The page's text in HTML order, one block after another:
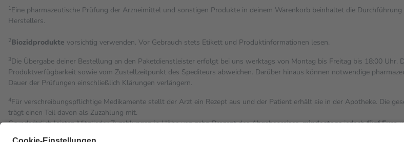
1Eine pharmazeutische Prüfung der Arzneimittel und sonstigen Produkte in deinem Warenkorb beinhaltet die
Herstellers.
2Biozidprodukte vorsichtig verwenden. Vor Gebrauch stets Etikett und Produktinformationen lesen.
3Die Übergabe deiner Bestellung an den Paketdienstleister erfolgt bei uns werktags von Montag bis Freitag bis 18:00 Uhr.
Produktverfügbarkeit sowie vom Zustellzeitpunkt des Spediteurs abweichen. Darüber hinaus können notwendige
Dauer der Prüfungen einschließlich Klärungen verlängern.
4Für verschreibungspflichtige Medikamente stellt der Arzt ein Rezept aus und der Patient erhält sie in der Apotheke. Die
trägt einen Teil davon als Zuzahlung mit.
Grundsätzlich leisten Mitglieder Zuzahlungen in Höhe von zehn Prozent des Abgabepreises,mindestensjedochfünf Euro